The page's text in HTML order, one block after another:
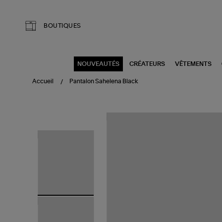
BOUTIQUES
NOUVEAUTÉS CRÉATEURS VÊTEMENTS
Accueil Pantalon Sahelena Black